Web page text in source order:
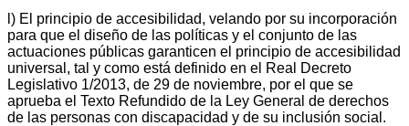
l) El principio de accesibilidad, velando por su incorporación
para que el diseño de las políticas y el conjunto de las
actuaciones públicas garanticen el principio de accesibilidad
universal, tal y como está definido en el Real Decreto
Legislativo 1/2013, de 29 de noviembre, por el que se
aprueba el Texto Refundido de la Ley General de derechos
de las personas con discapacidad y de su inclusión social.